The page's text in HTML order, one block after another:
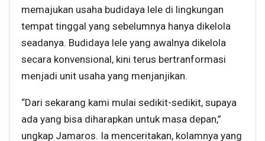
memajukan usaha budidaya lele di lingkungan
tempat tinggal yang sebelumnya hanya dikelola
seadanya. Budidaya lele yang awalnya dikelola
secara konvensional, kini terus bertranformasi
menjadi unit usaha yang menjanjikan.
“Dari sekarang kami mulai sedikit-sedikit, supaya
ada yang bisa diharapkan untuk masa depan,”
ungkap Jamaros. Ia menceritakan, kolamnya yang